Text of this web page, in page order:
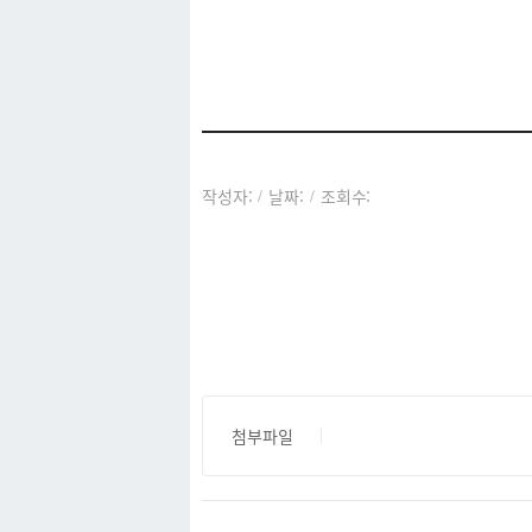
작성자: / 날짜: / 조회수:
첨부파일